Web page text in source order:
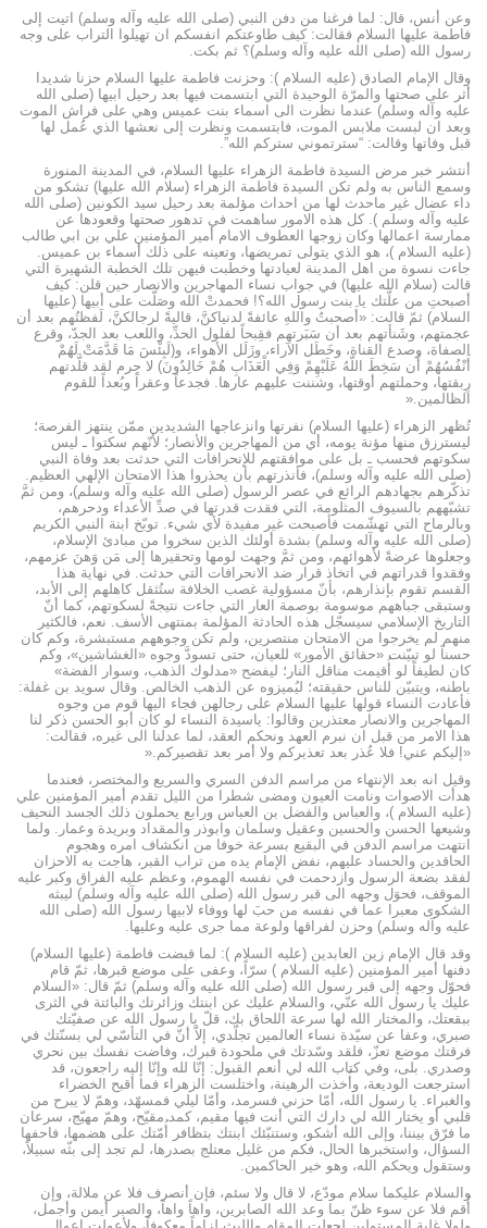
وعن أنس، قال: لما فرغنا من دفن النبي (صلى الله عليه وآله وسلم) اتيت إلى
فاطمة عليها السلام فقالت: كيف طاوعتكم انفسكم ان تهيلوا التراب على وجه
رسول الله (صلى الله عليه وآله وسلم)؟ ثم بكت
وقال الإمام الصادق (عليه السلام ): وحزنت فاطمة عليها السلام حزنا شديدا
أثر على صحتها والمرّة الوحيدة التي ابتسمت فيها بعد رحيل ابيها (صلى الله
عليه وآله وسلم) عندما نظرت الى اسماء بنت عميس وهي على فراش الموت
وبعد ان لبست ملابس الموت، فابتسمت ونظرت إلى نعشها الذي عُمل لها
قبل وفاتها وقالت: “سترتموني ستركم الله”
أنتشر خبر مرض السيدة فاطمة الزهراء عليها السلام، في المدينة المنورة
وسمع الناس به ولم تكن السيدة فاطمة الزهراء (سلام الله عليها) تشكو من
داء عضال غير ماحدث لها من احداث مؤلمة بعد رحيل سيد الكونين (صلى الله
عليه وآله وسلم ). كل هذه الامور ساهمت في تدهور صحتها وقعودها عن
ممارسة اعمالها وكان زوجها العطوف الامام أمير المؤمنين علي بن ابي طالب
(عليه السلام )، هو الذي يتولى تمريضها، وتعينه على ذلك أسماء بن عميس.
جاءت نسوة من اهل المدينة لعيادتها وخطبت فيهن تلك الخطبة الشهيرة التي
قالت (سلام الله عليها) في جواب نساء المهاجرين والانصار حين قلن: كيف
أصبحتِ من علَّتك يا بنت رسول الله؟! فحمدتْ الله وصَلّت على أبيها (عليها
السلام) ثمّ قالت: «أَصحبتُ واللهِ عائفةً لدنياكنَّ، قاليةً لرجالكنَّ، لَفظتُهم بعد أن
عجمتهم، وشَنأتهم بعد أن سَبَرتهم فقِبحاً لفلول الحدِّ، واللعب بعد الجدّ، وقرع
الصفاة، وصدع القناة، وخَطَل الآراء، وزَلَل الأهواء، و(لَبِئْسَ مَا قَدَّمَتْ لَهُمْ
أَنْفُسُهُمْ أَن سَخِطَ اللّهُ عَلَيْهِمْ وَفِي الْعَذَابِ هُمْ خَالِدُونَ) لا جرم لقد قلَّدتهم
رِبقتها، وحملتهم أوقتها، وشننت عليهم عارها. فجدعاً وعقراً وبُعداً للقوم
الظالمين ».
تُظهر الزهراء (عليها السلام) نفرتها وانزعاجها الشديدين ممّن ينتهز الفرصة؛
ليسترزق منها مؤنة يومه، أي من المهاجرين والأنصار؛ لأنّهم سكتوا ـ ليس
سكوتهم فحسب ـ بل على موافقتهم للإنحرافات التي حدثت بعد وفاة النبي
(صلى الله عليه وآله وسلم)، فأنذرتهم بأن يحذروا هذا الامتحان الإلهي العظيم.
تذكّرهم بجهادهم الرائع في عصر الرسول (صلى الله عليه وآله وسلم)، ومن ثمَّ
تشبّههم بالسيوف المثلومة، التي فقدت قدرتها في صدِّ الأعداء ودحرهم،
وبالرماح التي تهشّمت فأصبحت غير مفيدة لأي شيء. توبّخ ابنة النبي الكريم
(صلى الله عليه وآله وسلم) بشدة أولئك الذين سخروا من مبادئ الإسلام،
وجعلوها عرضةً لأهوائهم، ومن ثمَّ وجهت لومها وتحقيرها إلى مَن وَهنَ عزمهم،
وفقدوا قدراتهم في اتخاذ قرار ضد الانحرافات التي حدثت. في نهاية هذا
القسم تقوم بإنذارهم، بأنّ مسؤولية غصب الخلافة ستُثقل كاهلهم إلى الأبد،
وستبقى جباههم موسومة بوصمة العار التي جاءت نتيجةً لسكوتهم، كما أنّ
التاريخ الإسلامي سيسجّل هذه الحادثة المؤلمة بمنتهى الأسف. نعم، فالكثير
منهم لم يخرجوا من الامتحان منتصرين، ولم تكن وجوههم مستبشرة، وكم كان
حسناً لو تبيّنت «حقائق الأمور» للعيان، حتى تسودَّ وجوه «الغشاشين»، وكم
كان لطيفاً لو أُقيمت مناقل النار؛ ليفضح «مدلوك الذهب، وسوار الفضة»
باطنه، ويتبيّن للناس حقيقته؛ ليُميزوه عن الذهب الخالص. وقال سويد بن غفلة:
فأعادت النساء قولها عليها السلام على رجالهن فجاء اليها قوم من وجوه
المهاجرين والانصار معتذرين وقالوا: ياسيدة النساء لو كان أبو الحسن ذكر لنا
هذا الامر من قبل ان نبرم العهد ونحكم العقد، لما عدلنا الى غيره، فقالت:
«إليكم عني! فلا عُذر بعد تعذيركم ولا أمر بعد تقصيركم ».
وقيل انه بعد الإنتهاء من مراسم الدفن السري والسريع والمختصر، فعندما
هدأت الاصوات ونامت العيون ومضی شطرا من الليل تقدم أمير المؤمنين علي
(عليه السلام )، والعباس والفضل بن العباس ورابع يحملون ذلك الجسد النحيف
وشيعها الحسن والحسين وعقيل وسلمان وابوذر والمقداد وبريدة وعمار. ولما
انتهت مراسم الدفن في البقيع بسرعة خوفا من انکشاف امره وهجوم
الحاقدين والحساد عليهم، نفض الإمام يده من تراب القبر، هاجت به الاحزان
لفقد بضعة الرسول وازدحمت في نفسه الهموم، وعظم عليه الفراق وکبر عليه
الموقف، فحوَل وجهه الی قبر رسول الله (صلى الله عليه وآله وسلم) ليبثه
الشکوی معبرا عما في نفسه من حبَ لها ووفاء لابيها رسول الله (صلى الله
عليه وآله وسلم) وحزن لفراقها ولوعة مما جری عليه وعليها
وقد قال الإمام زين العابدين (عليه السلام ): لما قبضت فاطمة (عليها السلام)
دفنها أمير المؤمنين (عليه السلام ) سرّاً، وعفى على موضع قبرها، ثمّ قام
فحوّل وجهه إلى قبر رسول الله (صلى الله عليه وآله وسلم) ثمّ قال: «السلام
عليك يا رسول الله عنّي، والسلام عليك عن ابنتك وزائرتك والبائتة في الثرى
ببقعتك، والمختار الله لها سرعة اللحاق بك، قلّ يا رسول الله عن صفيّتك
صبري، وعفا عن سيّدة نساء العالمين تجلّدي، إلاّ أنّ في التأسّي لي بسنّتك في
فرقتك موضع تعزّ، فلقد وسّدتك في ملحودة قبرك، وفاضت نفسك بين نحري
وصدري. بلى، وفي كتاب الله لي أنعم القبول: إنّا لله وإنّا إليه راجعون، قد
استرجعت الوديعة، وأُخذت الرهينة، واختلست الزهراء فما أقبح الخضراء
والغبراء. يا رسول الله، أمّا حزني فسرمد، وأمّا ليلي فمسهّد، وهمّ لا يبرح من
قلبي أو يختار الله لي دارك التي أنت فيها مقيم، كمد مقيّح، وهمّ مهيّج، سرعان
ما فرّق بيننا، وإلى الله أشكو، وستنبّئك ابنتك بتظافر أُمّتك على هضمها، فاحفها
السؤال، واستخبرها الحال، فكم من غليل معتلج بصدرها، لم تجد إلى بثّه سبيلاً،
وستقول ويحكم الله، وهو خير الحاكمين
والسلام عليكما سلام مودّع، لا قال ولا سئم، فإن أنصرف فلا عن ملالة، وإن
أُقم فلا عن سوء ظنّ بما وعد الله الصابرين، واهاً واهاً، والصبر أيمن وأجمل،